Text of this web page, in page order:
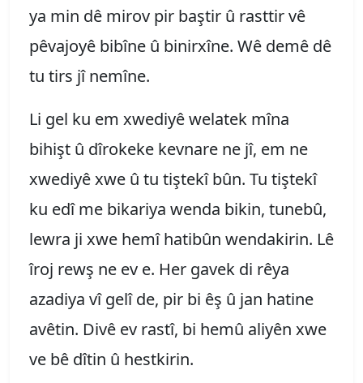
ya min dê mirov pir baştir û rasttir vê
pêvajoyê bibîne û binirxîne. Wê demê dê
tu tirs jî nemîne.
Li gel ku em xwediyê welatek mîna
bihişt û dîrokeke kevnare ne jî, em ne
xwediyê xwe û tu tiştekî bûn. Tu tiştekî
ku edî me bikariya wenda bikin, tunebû,
lewra ji xwe hemî hatibûn wendakirin. Lê
îroj rewş ne ev e. Her gavek di rêya
azadiya vî gelî de, pir bi êş û jan hatine
avêtin. Divê ev rastî, bi hemû aliyên xwe
ve bê dîtin û hestkirin.